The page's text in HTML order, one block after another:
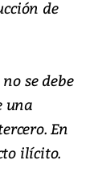
de
se debe
una
En
ilícito.